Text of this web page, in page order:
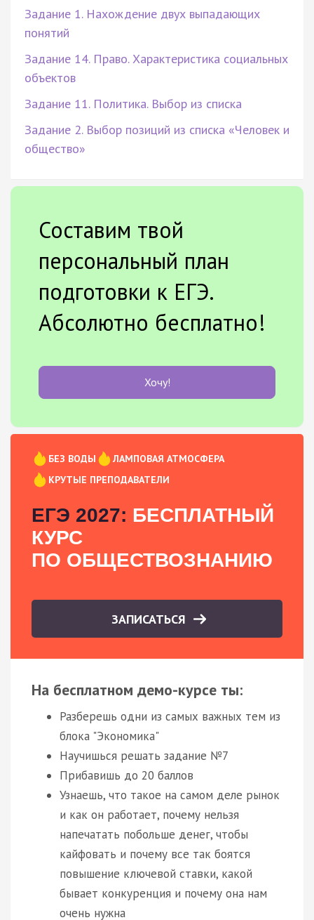
Задание 1. Нахождение двух выпадающих
понятий
Задание 14. Право. Характеристика социальных
объектов
Задание 11. Политика. Выбор из списка
Задание 2. Выбор позиций из списка «Человек и
общество»
Составим твой
персональный план
подготовки к ЕГЭ.
Абсолютно бесплатно!
Хочу!
БЕЗ ВОДЫ
ЛАМПОВАЯ АТМОСФЕРА
КРУТЫЕ ПРЕПОДАВАТЕЛИ
ЕГЭ 2027: БЕСПЛАТНЫЙ
КУРС
ПО ОБЩЕСТВОЗНАНИЮ
ЗАПИСАТЬСЯ
На бесплатном демо-курсе ты:
Разберешь одни из самых важных тем из
блока "Экономика"
Научишься решать задание №7
Прибавишь до 20 баллов
Узнаешь, что такое на самом деле рынок
и как он работает, почему нельзя
напечатать побольше денег, чтобы
кайфовать и почему все так боятся
повышение ключевой ставки, какой
бывает конкуренция и почему она нам
очень нужна